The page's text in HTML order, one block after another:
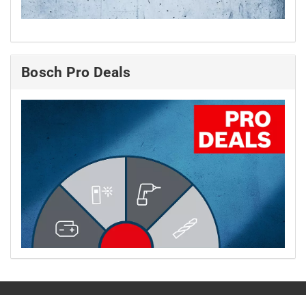
Bosch Pro Deals